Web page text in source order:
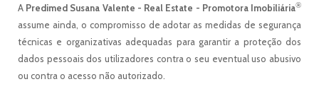
A Predimed Susana Valente - Real Estate - Promotora Imobiliária®
assume ainda, o compromisso de adotar as medidas de segurança
técnicas e organizativas adequadas para garantir a proteção dos
dados pessoais dos utilizadores contra o seu eventual uso abusivo
ou contra o acesso não autorizado.